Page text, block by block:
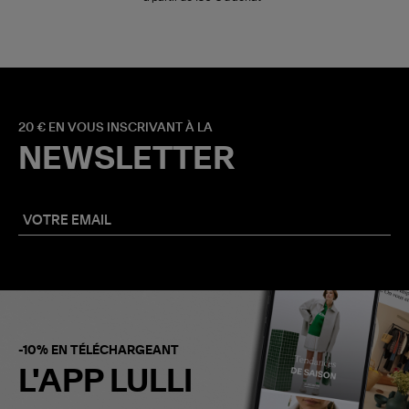
20 € EN VOUS INSCRIVANT À LA
NEWSLETTER
-10% EN TÉLÉCHARGEANT
L'APP LULLI